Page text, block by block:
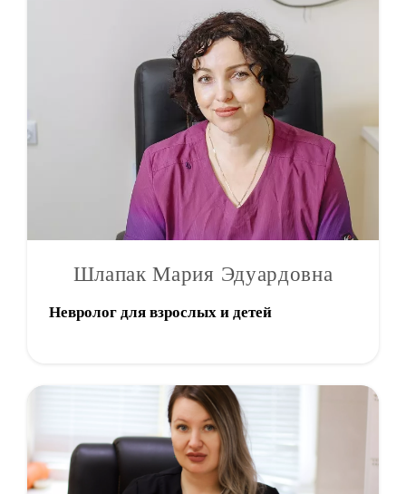
Шлапак Мария Эдуардовна
Невролог для взрослых и детей